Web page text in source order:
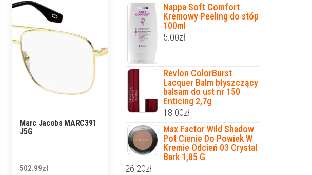
Marc Jacobs MARC391
J5G
502.99zł
Nappa Soft Comfort
Kremowy Peeling do stóp
100ml
5.00zł
Revlon ColorBurst
Lacquer Balm błyszczący
balsam do ust nr 150
Enticing 2,7g
18.00zł
Max Factor Wild Shadow
Pot Cienie Do Powiek W
Kremie Odcień 03 Crystal
Bark 1,85 G
26.20zł